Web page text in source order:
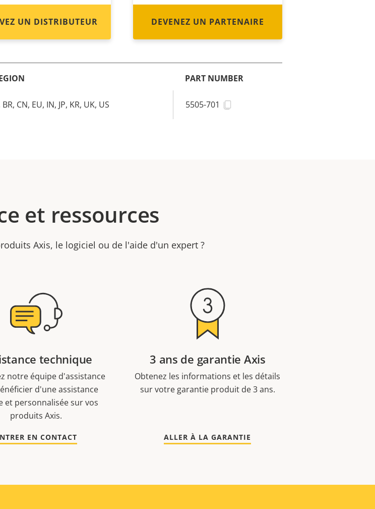
UN DISTRIBUTEUR DEVENEZ UN PARTENAIRE
PART NUMBER
CN, EU, IN, JP, KR, UK, US 5505-701
et ressources
Axis, le logiciel ou de l'aide d'un expert ?
technique
notre équipe d'assistance
d'une assistance
et personnalisée sur vos
produits Axis.
EN CONTACT
3 ans de garantie Axis
Obtenez les informations et les détails
sur votre garantie produit de 3 ans.
ALLER À LA GARANTIE